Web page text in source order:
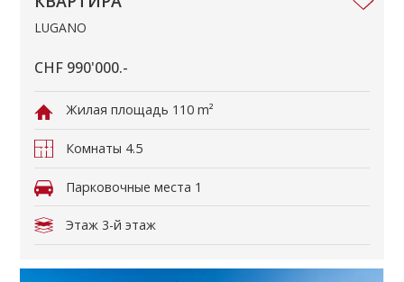
LUGANO
CHF 990'000.-
Жилая площадь 110 m²
Комнаты 4.5
Парковочные места 1
Этаж 3-й этаж